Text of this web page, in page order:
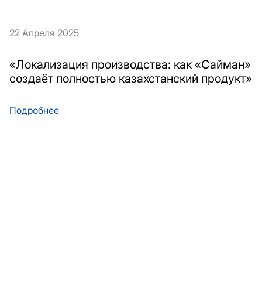
22 Апреля 2025
«Локализация производства: как «Сайман»
создаёт полностью казахстанский продукт»
Подробнее